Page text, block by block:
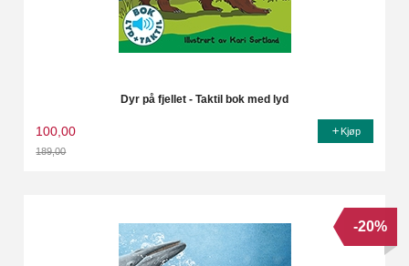
Dyr på fjellet - Taktil bok med lyd
100,00
189,00
Kjøp
-20%